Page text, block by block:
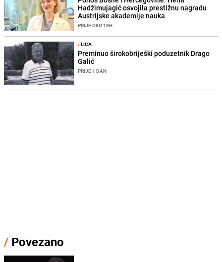
Hadžimujagić osvojila prestižnu nagradu
Austrijske akademije nauka
PRIJE OKO 18H
/LICA
Preminuo širokobriješki poduzetnik Drago
Galić
PRIJE 1 DAN
/ Povezano